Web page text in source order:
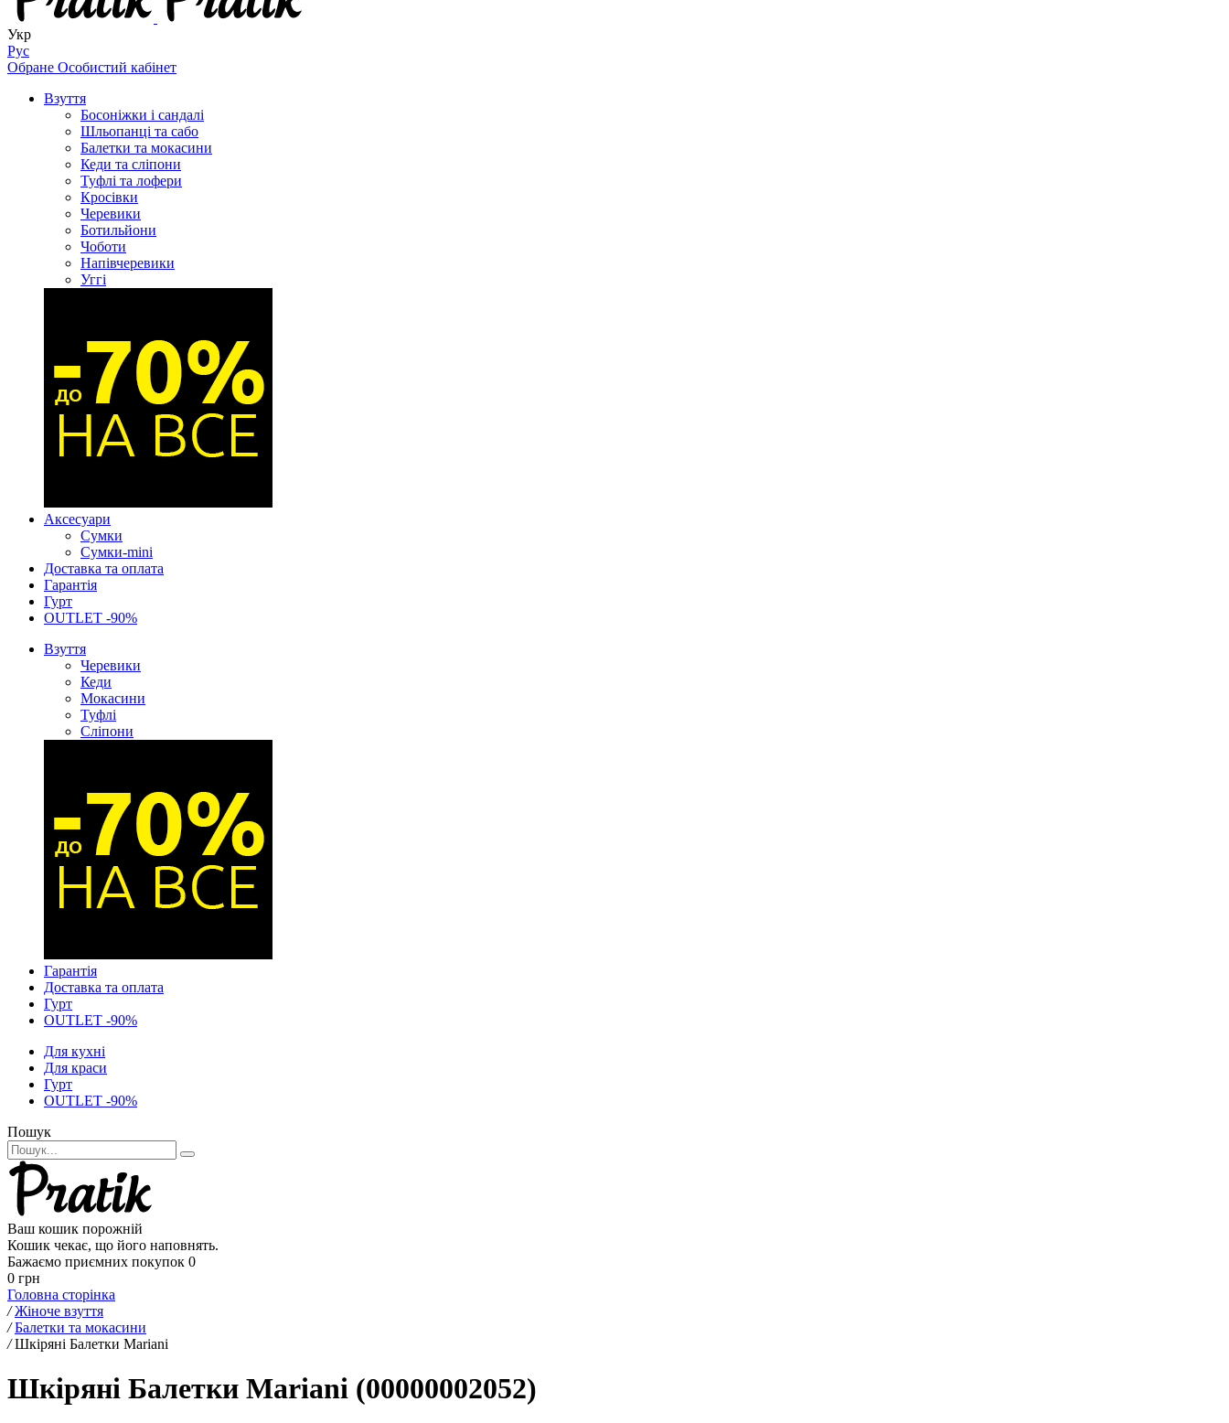
Укр
Рус
Обране Особистий кабінет
Взуття
Босоніжки і сандалі
Шльопанці та сабо
Балетки та мокасини
Кеди та сліпони
Туфлі та лофери
Кросівки
Черевики
Ботильйони
Чоботи
Напівчеревики
Уггі
Аксесуари
Сумки
Сумки-mini
Доставка та оплата
Гарантія
Гурт
OUTLET -90%
Взуття
Черевики
Кеди
Мокасини
Туфлі
Сліпони
Гарантія
Доставка та оплата
Гурт
OUTLET -90%
Для кухні
Для краси
Гурт
OUTLET -90%
Пошук
Ваш кошик порожній
Кошик чекає, що його наповнять.
Бажаємо приємних покупок 0
0 грн
Головна сторінка
/ Жіноче взуття
/ Балетки та мокасини
/ Шкіряні Балетки Mariani
Шкіряні Балетки Mariani (00000002052)